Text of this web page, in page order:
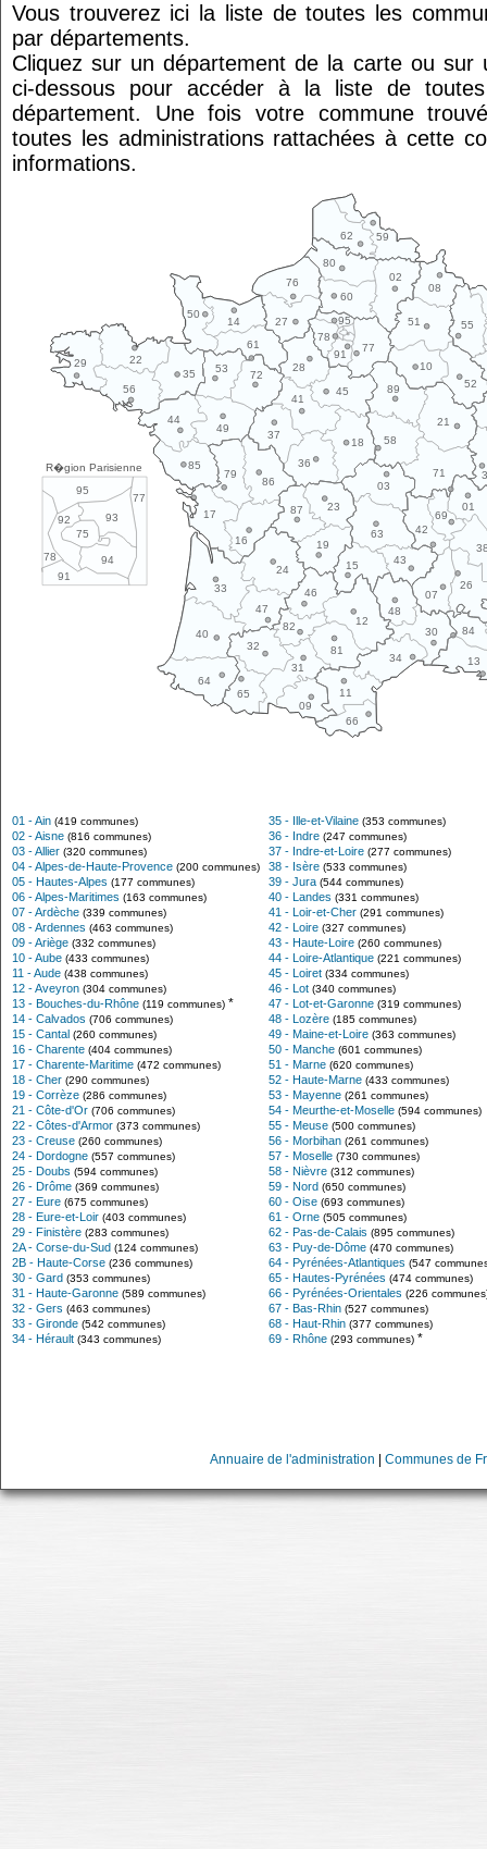
Vous trouverez ici la liste de toutes les
par départements.
Cliquez sur un département de la carte ou sur
ci-dessous pour accéder à la liste de
département. Une fois votre commune
toutes les administrations rattachées à cette
informations.
R�gion Parisienne
77
78
91
95
93
75
94
92
10
11
12
13
14
15
16
17
18
19
21
22
23
24
26
27
28
29
30
31
32
33
34
35
36
37
40
41
42
43
44
45
46
47
48
49
50
51
52
53
55
56
58
59
60
61
62
63
64
65
66
69
01
02
03
07
08
09
71
72
76
77
78
79
80
81
82 84
85
86
87
89
91
95
01 - Ain (419 communes)
02 - Aisne (816 communes)
03 - Allier (320 communes)
04 - Alpes-de-Haute-Provence (200 communes)
05 - Hautes-Alpes (177 communes)
06 - Alpes-Maritimes (163 communes)
07 - Ardèche (339 communes)
08 - Ardennes (463 communes)
09 - Ariège (332 communes)
10 - Aube (433 communes)
11 - Aude (438 communes)
12 - Aveyron (304 communes)
13 - Bouches-du-Rhône (119 communes) *
14 - Calvados (706 communes)
15 - Cantal (260 communes)
16 - Charente (404 communes)
17 - Charente-Maritime (472 communes)
18 - Cher (290 communes)
19 - Corrèze (286 communes)
21 - Côte-d'Or (706 communes)
22 - Côtes-d'Armor (373 communes)
23 - Creuse (260 communes)
24 - Dordogne (557 communes)
25 - Doubs (594 communes)
26 - Drôme (369 communes)
27 - Eure (675 communes)
28 - Eure-et-Loir (403 communes)
29 - Finistère (283 communes)
2A - Corse-du-Sud (124 communes)
2B - Haute-Corse (236 communes)
30 - Gard (353 communes)
31 - Haute-Garonne (589 communes)
32 - Gers (463 communes)
33 - Gironde (542 communes)
34 - Hérault (343 communes)
35 - Ille-et-Vilaine (353 communes)
36 - Indre (247 communes)
37 - Indre-et-Loire (277 communes)
38 - Isère (533 communes)
39 - Jura (544 communes)
40 - Landes (331 communes)
41 - Loir-et-Cher (291 communes)
42 - Loire (327 communes)
43 - Haute-Loire (260 communes)
44 - Loire-Atlantique (221 communes)
45 - Loiret (334 communes)
46 - Lot (340 communes)
47 - Lot-et-Garonne (319 communes)
48 - Lozère (185 communes)
49 - Maine-et-Loire (363 communes)
50 - Manche (601 communes)
51 - Marne (620 communes)
52 - Haute-Marne (433 communes)
53 - Mayenne (261 communes)
54 - Meurthe-et-Moselle (594 communes)
55 - Meuse (500 communes)
56 - Morbihan (261 communes)
57 - Moselle (730 communes)
58 - Nièvre (312 communes)
59 - Nord (650 communes)
60 - Oise (693 communes)
61 - Orne (505 communes)
62 - Pas-de-Calais (895 communes)
63 - Puy-de-Dôme (470 communes)
64 - Pyrénées-Atlantiques (547
65 - Hautes-Pyrénées (474 communes)
66 - Pyrénées-Orientales (226
67 - Bas-Rhin (527 communes)
68 - Haut-Rhin (377 communes)
69 - Rhône (293 communes) *
Annuaire de l'administration Communes de